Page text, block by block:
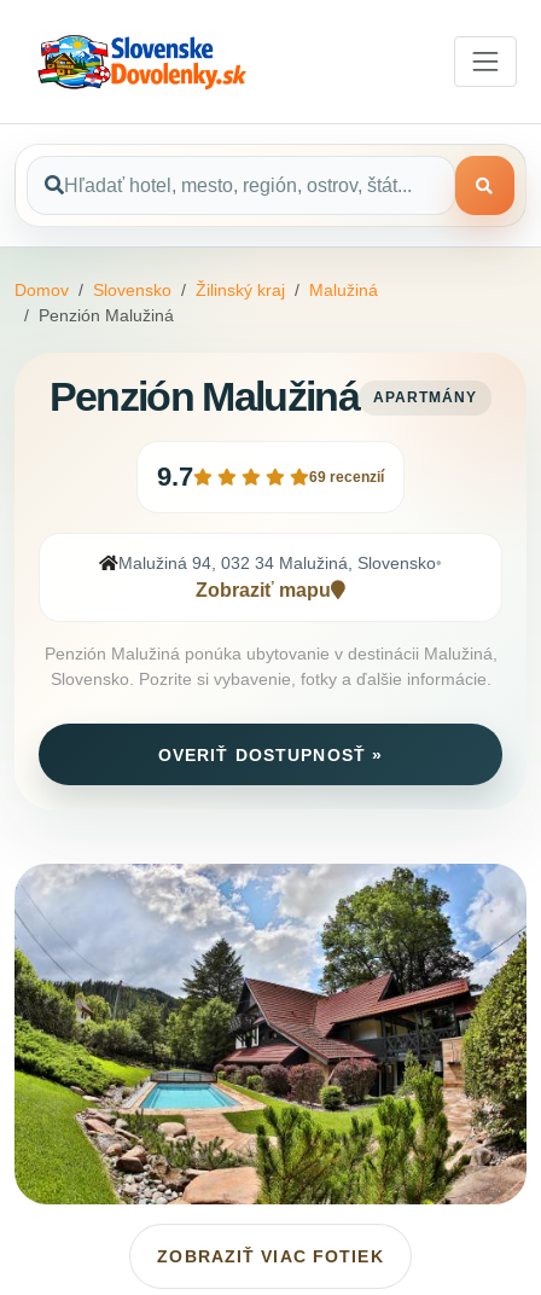
Domov Slovensko Žilinský kraj
Malužiná
Penzión Malužiná
Penzión Malužiná APARTMÁNY
9.7 69 recenzií
Malužiná 94, 032 34 Malužiná, Slovensko•
Zobraziť mapu
Penzión Malužiná ponúka ubytovanie v destinácii Malužiná,
Slovensko. Pozrite si vybavenie, fotky a ďalšie informácie.
OVERIŤ DOSTUPNOSŤ »
ZOBRAZIŤ VIAC FOTIEK